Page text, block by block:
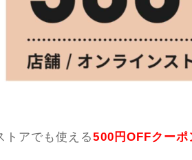
トアでも使える500円OFFクーポ